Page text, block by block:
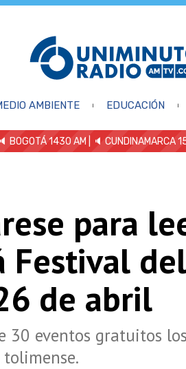
AMBIENTE EDUCACIÓN
BOGOTÁ 1430 AM | 🔈 CUNDINAMARCA
para
Festival
de abril
30 eventos gratuitos